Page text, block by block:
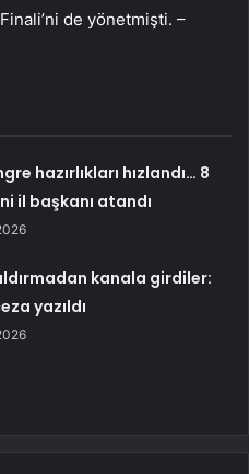
de yönetmişti. –
hazırlıkları hızlandı… 8
il başkanı atandı
kanala girdiler:
yazıldı